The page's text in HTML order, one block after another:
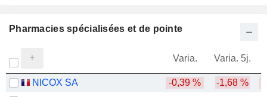
Pharmacies spécialisées et de pointe
Varia. Varia. 5j.
NICOX SA -0,39 % -1,68 %